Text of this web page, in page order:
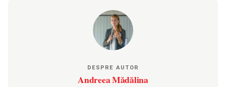
DESPRE AUTOR
Andreea Mădălina